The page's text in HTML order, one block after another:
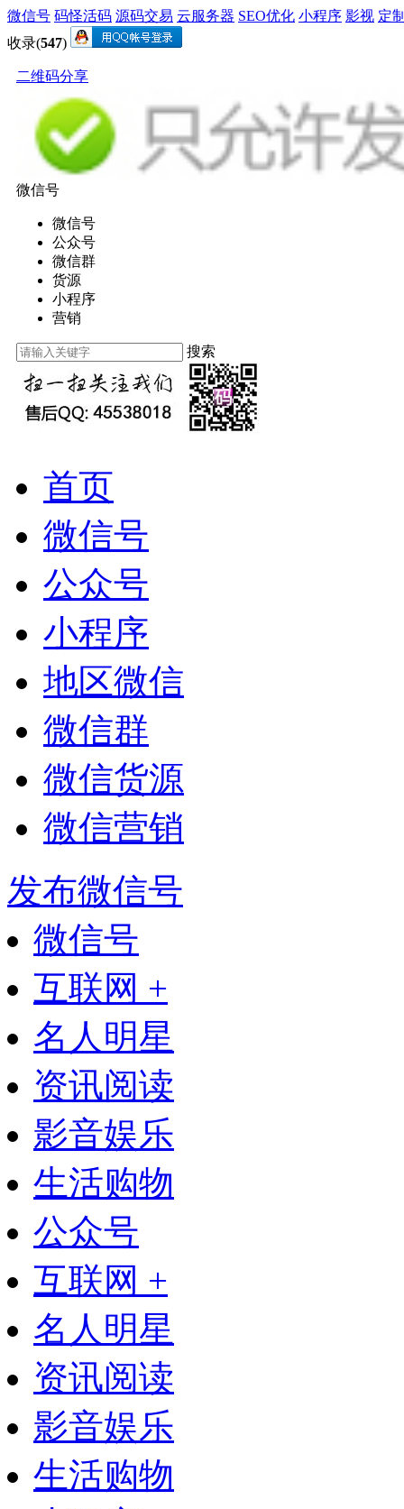
微信号 码怪活码 源码交易 云服务器 SEO优化 小程序 影视 定
收录(547)
二维码分享
微信号
微信号
公众号
微信群
货源
小程序
营销
搜索
首页
微信号
公众号
小程序
地区微信
微信群
微信货源
微信营销
发布微信号
微信号
互联网 +
名人明星
资讯阅读
影音娱乐
生活购物
公众号
互联网 +
名人明星
资讯阅读
影音娱乐
生活购物